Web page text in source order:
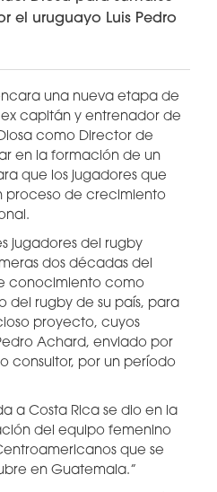
el uruguayo Luis Pedro
una nueva etapa de
ex capitán y entrenador de
como Director de
en la formación de un
que los jugadores que
proceso de crecimiento
jugadores del rugby
dos décadas del
conocimiento como
del rugby de su país, para
proyecto, cuyos
Achard, enviado por
consultor, por un período
a Costa Rica se dio en la
del equipo femenino
que se
en Guatemala.”